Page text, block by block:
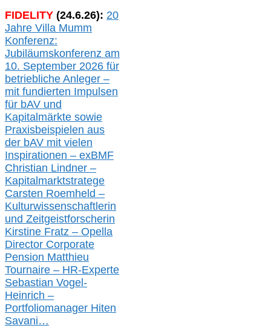
FIDELITY (24.6.26): 20
Jahre Villa Mumm
Konferenz:
Jubiläumskonferenz am
10. September 2026 für
betriebliche Anleger –
mit fundierten Impulsen
für bAV und
Kapitalmärkte sowie
Praxisbeispielen aus
der bAV mit vielen
Inspirationen – exBMF
Christian Lindner –
Kapitalmarktstratege
Carsten Roemheld –
Kulturwissenschaftlerin
und Zeitgeistforscherin
Kirstine Fratz – Opella
Director Corporate
Pension Matthieu
Tournaire – HR-Experte
Sebastian Vogel-
Heinrich –
Portfoliomanager Hiten
Savani…